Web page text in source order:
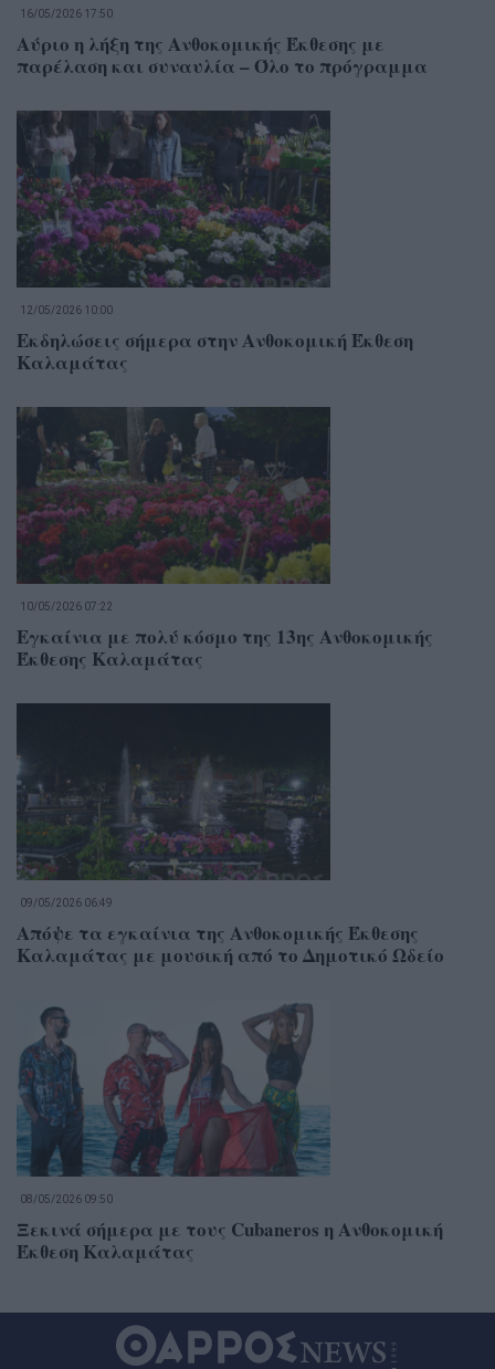
16/05/2026 17:50
Αύριο η λήξη της Ανθοκομικής Έκθεσης με
παρέλαση και συναυλία – Όλο το πρόγραμμα
12/05/2026 10:00
Εκδηλώσεις σήμερα στην Ανθοκομική Έκθεση
Καλαμάτας
10/05/2026 07:22
Εγκαίνια με πολύ κόσμο της 13ης Ανθοκομικής
Έκθεσης Καλαμάτας
09/05/2026 06:49
Απόψε τα εγκαίνια της Ανθοκομικής Έκθεσης
Καλαμάτας με μουσική από το Δημοτικό Ωδείο
08/05/2026 09:50
Ξεκινά σήμερα με τους Cubaneros η Ανθοκομική
Έκθεση Καλαμάτας